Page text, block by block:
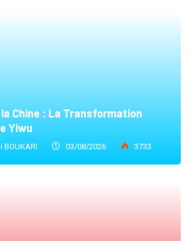
Chine : La Transformation
Yiwu
03/08/2026 3733